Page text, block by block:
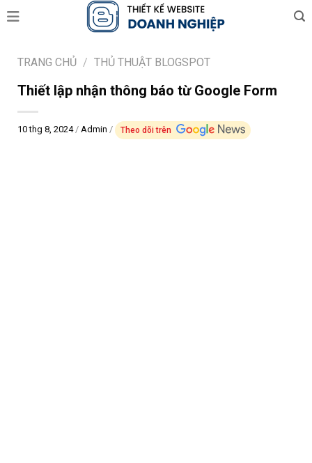
Skip
to
TRANG CHỦ / THỦ THUẬT BLOGSPOT
Thiết lập nhận thông báo từ Google Form
10 thg 8, 2024/ Admin / Theo dõi trên